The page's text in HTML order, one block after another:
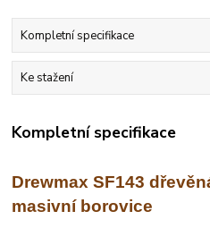
Kompletní specifikace
Ke stažení
Kompletní specifikace
Drewmax SF143
masivní borovice